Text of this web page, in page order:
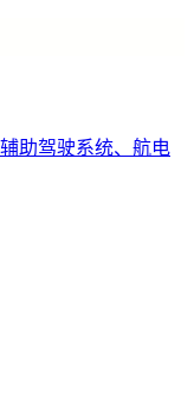
助驾驶系统、航电